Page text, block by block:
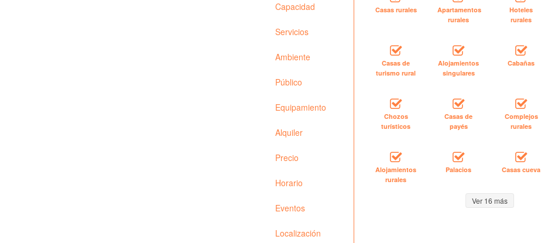
Capacidad
Servicios
Ambiente
Público
Equipamiento
Alquiler
Precio
Horario
Eventos
Localización
Casas rurales
Apartamentos
rurales
Hoteles
rurales
Casas de
turismo rural
Alojamientos
singulares
Cabañas
Chozos
turísticos
Casas de
payés
Complejos
rurales
Alojamientos
rurales
Palacios Casas cueva
Ver 16 más